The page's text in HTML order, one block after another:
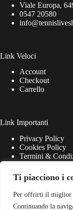
Ti piacciono i
Per offrirti il miglior
Continuando la
Viale Europa,
0547 20580
Link Veloci
Account
Checkout
Carrello
Link Importanti
Privacy Policy
Cookies Policy
Termini &